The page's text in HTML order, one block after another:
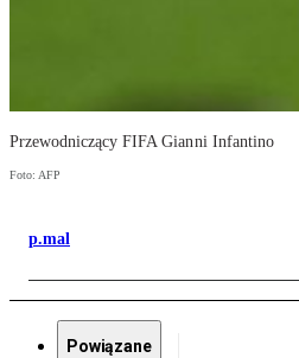
Przewodniczący FIFA Gianni Infantino
Foto: AFP
p.mal
Powiązane